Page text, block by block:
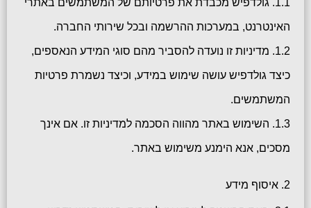
1.1. גולדפיש מכבדת את פרטיותם של המשתמשים באתרי
האינטרנט, במערכות ההרשמה ובכל שירותי החברה.
1.2. מדיניות זו נועדה להסביר מהם סוגי המידע הנאספים,
כיצד גולדפיש עושה שימוש במידע, וכיצד נשמרת פרטיות
המשתמשים.
1.3. השימוש באתר מהווה הסכמה למדיניות זו. אם אינך
מסכים, אנא הימנע משימוש באתר.
2. איסוף מידע